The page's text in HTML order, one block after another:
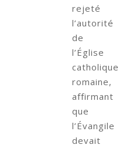
rejeté
l’autorité
de
l’Église
catholique
romaine,
affirmant
que
l’Évangile
devait